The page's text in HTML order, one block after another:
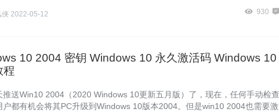
侠 2022-05-12 930
10 2004 密钥 Windows 10 永久激活码 Windows 10
程
推送Win10 2004（2020 Windows 10更新五月版）了，现在，任何手动检查
户都有机会将其PC升级到Windows 10版本2004。但是win10 2004也需要